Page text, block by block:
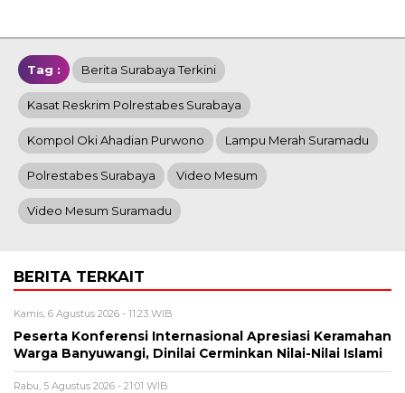
Tag : Berita Surabaya Terkini
Kasat Reskrim Polrestabes Surabaya
Kompol Oki Ahadian Purwono Lampu Merah Suramadu
Polrestabes Surabaya Video Mesum
Video Mesum Suramadu
BERITA TERKAIT
Kamis, 6 Agustus 2026 - 11:23 WIB
Peserta Konferensi Internasional Apresiasi Keramahan
Warga Banyuwangi, Dinilai Cerminkan Nilai-Nilai Islami
Rabu, 5 Agustus 2026 - 21:01 WIB